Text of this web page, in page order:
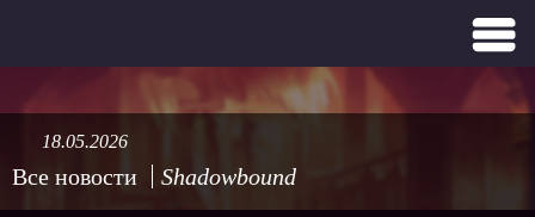
Все новости Shadowbound
18.05.2026